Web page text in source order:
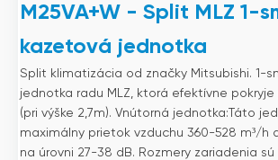
M25VA+W - Split MLZ 1-
kazetová jednotka
Split klimatizácia od značky Mitsubishi. 1-
jednotka radu MLZ, ktorá efektívne pokryje
(pri výške 2,7m). Vnútorná jednotka:Táto
maximálny prietok vzduchu 360-528 m³/h
na úrovni 27-38 dB. Rozmery zariadenia sú